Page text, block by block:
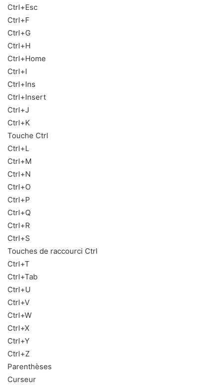
Ctrl+Esc
Ctrl+F
Ctrl+G
Ctrl+H
Ctrl+Home
Ctrl+I
Ctrl+Ins
Ctrl+Insert
Ctrl+J
Ctrl+K
Touche Ctrl
Ctrl+L
Ctrl+M
Ctrl+N
Ctrl+O
Ctrl+P
Ctrl+Q
Ctrl+R
Ctrl+S
Touches de raccourci Ctrl
Ctrl+T
Ctrl+Tab
Ctrl+U
Ctrl+V
Ctrl+W
Ctrl+X
Ctrl+Y
Ctrl+Z
Parenthèses
Curseur